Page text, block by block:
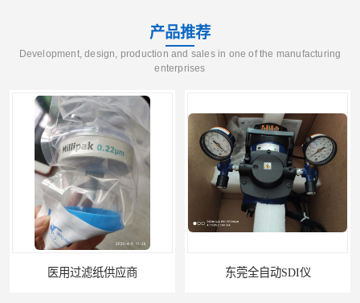
产品推荐
Development, design, production and sales in one of the manufacturing
enterprises
东莞全自动SDI仪